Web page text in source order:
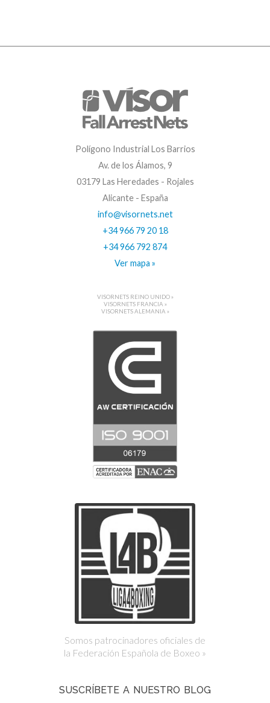
Polígono Industrial Los Barrios
Av. de los Álamos, 9
03179 Las Heredades - Rojales
Alicante - España
info@visornets.net
+34 966 79 20 18
+34 966 792 874
Ver mapa »
VISORNETS REINO UNIDO »
VISORNETS FRANCIA »
VISORNETS ALEMANIA »
Somos patrocinadores oficiales de
la Federación Española de Boxeo »
SUSCRÍBETE A NUESTRO BLOG